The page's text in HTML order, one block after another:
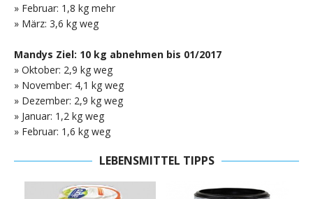
» Februar: 1,8 kg mehr
» März: 3,6 kg weg
Mandys Ziel: 10 kg abnehmen bis 01/2017
» Oktober: 2,9 kg weg
» November: 4,1 kg weg
» Dezember: 2,9 kg weg
» Januar: 1,2 kg weg
» Februar: 1,6 kg weg
LEBENSMITTEL TIPPS